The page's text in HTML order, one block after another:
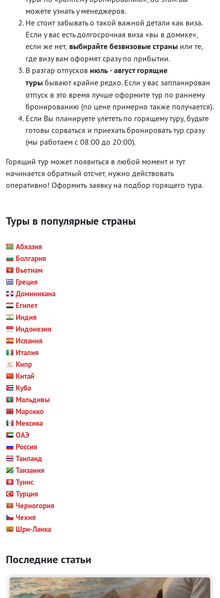
можете узнать у менеджеров.
Не стоит забывать о такой важной детали как виза.
Если у вас есть долгосрочная виза «вы в домике»,
если же нет, выбирайте безвизовые страны или те,
где визу вам оформят сразу по прибытии.
В разгар отпусков июль - август горящие
туры бывают крайне редко. Если у вас запланирован
отпуск в это время лучше оформите тур по раннему
бронированию (по цене примерно также получается).
Если Вы планируете улететь по горящему туру, будьте
готовы сорваться и приехать бронировать тур сразу
(мы работаем с 08:00 до 20:00).
Горящий тур может появиться в любой момент и тут
начинается обратный отсчет, нужно действовать
оперативно! Оформить заявку на подбор горящего тура.
Туры в популярные страны
Абхазия
Болгария
Вьетнам
Греция
Доминикана
Египет
Индия
Индонезия
Испания
Италия
Кипр
Китай
Куба
Мальдивы
Марокко
Мексика
ОАЭ
Россия
Таиланд
Танзания
Тунис
Турция
Черногория
Чехия
Шри-Ланка
Последние статьи